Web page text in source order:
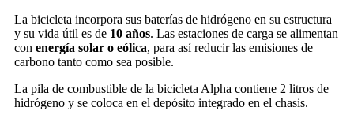
La bicicleta incorpora sus baterías de hidrógeno en su estructura
y su vida útil es de 10 años. Las estaciones de carga se alimentan
con energía solar o eólica, para así reducir las emisiones de
carbono tanto como sea posible.
La pila de combustible de la bicicleta Alpha contiene 2 litros de
hidrógeno y se coloca en el depósito integrado en el chasis.